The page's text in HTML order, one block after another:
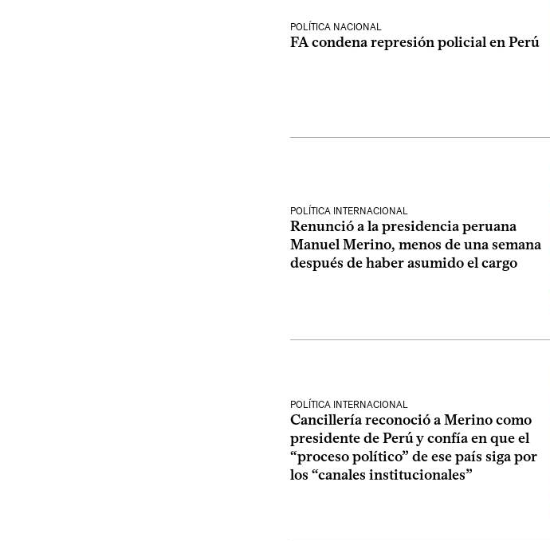
POLÍTICA NACIONAL
FA condena represión policial en Perú
POLÍTICA INTERNACIONAL
Renunció a la presidencia peruana
Manuel Merino, menos de una semana
después de haber asumido el cargo
POLÍTICA INTERNACIONAL
Cancillería reconoció a Merino como
presidente de Perú y confía en que el
“proceso político” de ese país siga por
los “canales institucionales”